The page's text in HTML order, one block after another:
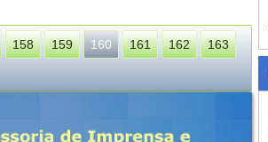
158 159 160 161 162
163